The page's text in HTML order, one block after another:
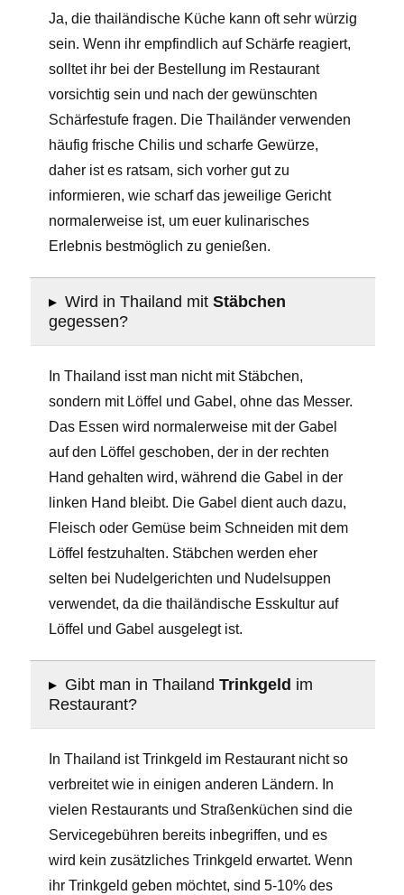
Ja, die thailändische Küche kann oft sehr würzig
sein. Wenn ihr empfindlich auf Schärfe reagiert,
solltet ihr bei der Bestellung im Restaurant
vorsichtig sein und nach der gewünschten
Schärfestufe fragen. Die Thailänder verwenden
häufig frische Chilis und scharfe Gewürze,
daher ist es ratsam, sich vorher gut zu
informieren, wie scharf das jeweilige Gericht
normalerweise ist, um euer kulinarisches
Erlebnis bestmöglich zu genießen.
▸ Wird in Thailand mit Stäbchen
gegessen?
In Thailand isst man nicht mit Stäbchen,
sondern mit Löffel und Gabel, ohne das Messer.
Das Essen wird normalerweise mit der Gabel
auf den Löffel geschoben, der in der rechten
Hand gehalten wird, während die Gabel in der
linken Hand bleibt. Die Gabel dient auch dazu,
Fleisch oder Gemüse beim Schneiden mit dem
Löffel festzuhalten. Stäbchen werden eher
selten bei Nudelgerichten und Nudelsuppen
verwendet, da die thailändische Esskultur auf
Löffel und Gabel ausgelegt ist.
▸ Gibt man in Thailand Trinkgeld im
Restaurant?
In Thailand ist Trinkgeld im Restaurant nicht so
verbreitet wie in einigen anderen Ländern. In
vielen Restaurants und Straßenküchen sind die
Servicegebühren bereits inbegriffen, und es
wird kein zusätzliches Trinkgeld erwartet. Wenn
ihr Trinkgeld geben möchtet, sind 5-10% des